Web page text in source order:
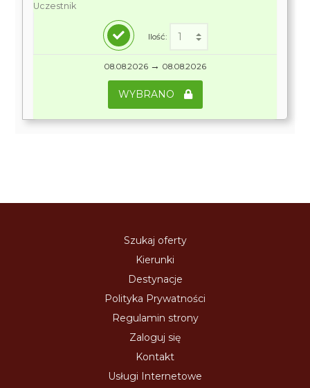
Uczestnik
Ilość:
08.08.2026 → 08.08.2026
WYBRANO
Szukaj oferty
Kierunki
Destynacje
Polityka Prywatności
Regulamin strony
Zaloguj się
Kontakt
Usługi Internetowe